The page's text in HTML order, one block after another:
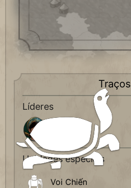
Traços
Líderes
Unidades especiais
Voi Chiến